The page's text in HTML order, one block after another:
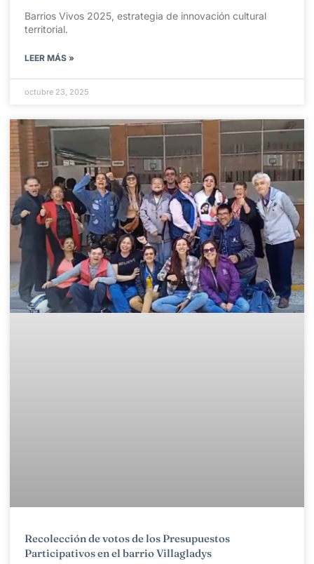
Barrios Vivos 2025, estrategia de innovación cultural
territorial.
LEER MÁS »
octubre 23, 2025
Recolección de votos de los Presupuestos
Participativos en el barrio Villagladys